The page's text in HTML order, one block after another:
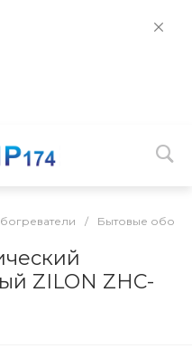
/ Бытовые
ZILON ZHC-